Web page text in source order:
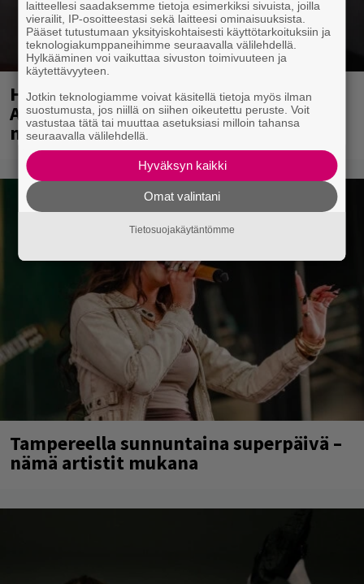
Huomenna se ilmestyy – CMX:stä tutun
A.W. Yrjänän uutuusalbumi om
mammuttimainen kokonaisuus
Tampereella sunnuntaina superpäivä –
nämä artistit mukana
laitteellesi saadaksemme tietoja esimerkiksi sivuista, joilla
vierailit, IP-osoitteestasi sekä laitteesi ominaisuuksista.
Pääset tutustumaan yksityiskohtaisesti käyttötarkoituksiin ja
teknologiakumppaneihimme seuraavalla välilehdellä.
Hylkääminen voi vaikuttaa sivuston toimivuuteen ja
käytettävyyteen.
Jotkin teknologiamme voivat käsitellä tietoja myös ilman
suostumusta, jos niillä on siihen oikeutettu peruste. Voit
vastustaa tätä tai muuttaa asetuksiasi milloin tahansa
seuraavalla välilehdellä.
Hyväksyn kaikki
Omat valintani
Tietosuojakäytäntömme